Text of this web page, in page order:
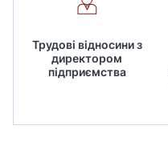
Трудові відносини з
директором
підприємства